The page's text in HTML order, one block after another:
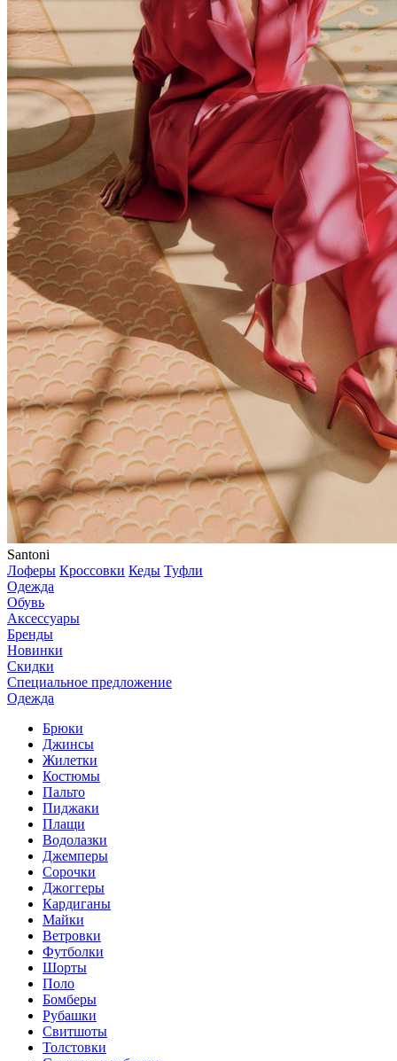
Santoni
Лоферы Кроссовки Кеды Туфли
Одежда
Обувь
Аксессуары
Бренды
Новинки
Скидки
Специальное предложение
Одежда
Брюки
Джинсы
Жилетки
Костюмы
Пальто
Пиджаки
Плащи
Водолазки
Джемперы
Сорочки
Джоггеры
Кардиганы
Майки
Ветровки
Футболки
Шорты
Поло
Бомберы
Рубашки
Свитшоты
Толстовки